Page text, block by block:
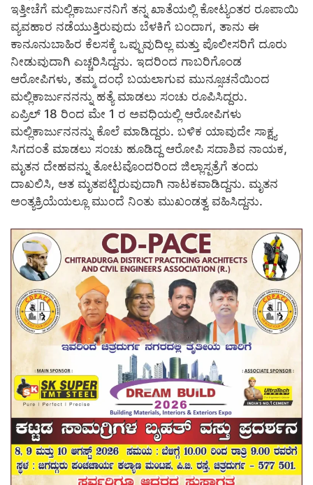
ಇತ್ತೀಚೆಗೆ ಮಲ್ಲಿಕಾರ್ಜುನನಿಗೆ ತನ್ನ ಖಾತೆಯಲ್ಲಿ ಕೋಟ್ಯಂತರ ರೂಪಾಯಿ
ವ್ಯವಹಾರ ನಡೆಯುತ್ತಿರುವುದು ಬೆಳಕಿಗೆ ಬಂದಾಗ, ತಾನು ಈ
ಕಾನೂನುಬಾಹಿರ ಕೆಲಸಕ್ಕೆ ಒಪ್ಪುವುದಿಲ್ಲ ಮತ್ತು ಪೊಲೀಸರಿಗೆ ದೂರು
ನೀಡುವುದಾಗಿ ಎಚ್ಚರಿಸಿದ್ದನು. ಇದರಿಂದ ಗಾಬರಿಗೊಂಡ
ಆರೋಪಿಗಳು, ತಮ್ಮ ದಂಧೆ ಬಯಲಾಗುವ ಮುನ್ಸೂಚನೆಯಿಂದ
ಮಲ್ಲಿಕಾರ್ಜುನನನ್ನು ಹತ್ಯೆ ಮಾಡಲು ಸಂಚು ರೂಪಿಸಿದ್ದರು.
ಏಪ್ರಿಲ್ 18 ರಿಂದ ಮೇ 1 ರ ಅವಧಿಯಲ್ಲಿ ಆರೋಪಿಗಳು
ಮಲ್ಲಿಕಾರ್ಜುನನನ್ನು ಕೊಲೆ ಮಾಡಿದ್ದರು. ಬಳಿಕ ಯಾವುದೇ ಸಾಕ್ಷ್ಯ
ಸಿಗದಂತೆ ಮಾಡಲು ಸಂಚು ಹೂಡಿದ್ದ ಆರೋಪಿ ಸದಾಶಿವ ನಾಯಕ,
ಮೃತನ ದೇಹವನ್ನು ತೋಟವೊಂದರಿಂದ ಜಿಲ್ಲಾಸ್ಪತ್ರೆಗೆ ತಂದು
ದಾಖಲಿಸಿ, ಆತ ಮೃತಪಟ್ಟಿರುವುದಾಗಿ ನಾಟಕವಾಡಿದ್ದನು. ಮೃತನ
ಅಂತ್ಯಕ್ರಿಯೆಯಲ್ಲೂ ಮುಂದೆ ನಿಂತು ಮುಖಂಡತ್ವ ವಹಿಸಿದ್ದನು.